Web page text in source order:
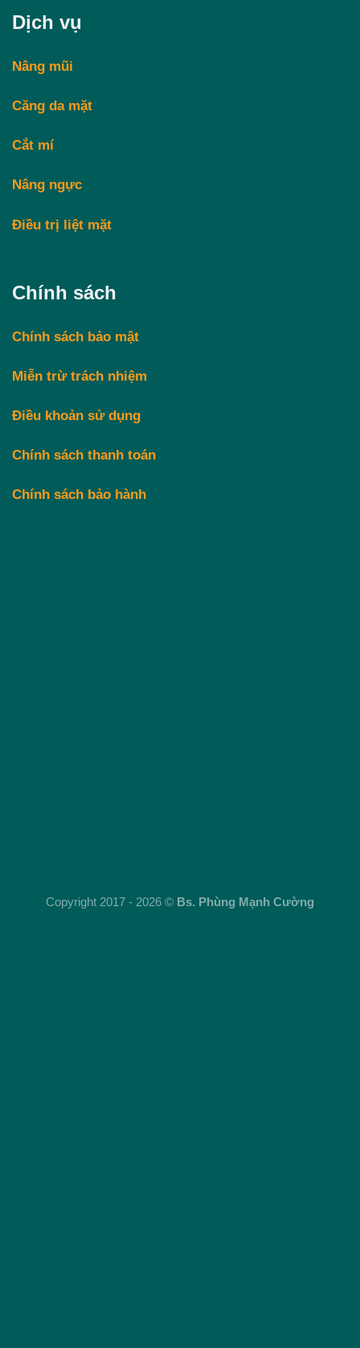
Dịch vụ
Nâng mũi
Căng da mặt
Cắt mí
Nâng ngực
Điều trị liệt mặt
Chính sách
Chính sách bảo mật
Miễn trừ trách nhiệm
Điều khoản sử dụng
Chính sách thanh toán
Chính sách bảo hành
Copyright 2017 - 2026 © Bs. Phùng Mạnh Cường